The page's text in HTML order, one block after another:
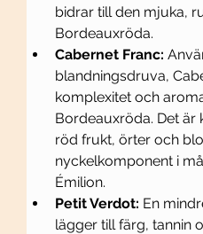
bidrar till den mjuka,
Bordeauxröda.
Cabernet Franc:
blandningsdruva,
komplexitet och
Bordeauxröda. Det är
röd frukt, örter och
nyckelkomponent i
Émilion.
Petit Verdot: En
lägger till färg, tannin